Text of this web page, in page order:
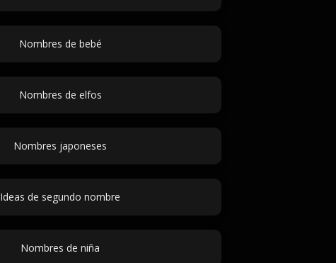
Nombres de bebé
Nombres de elfos
Nombres japoneses
Ideas de segundo nombre
Nombres de niña